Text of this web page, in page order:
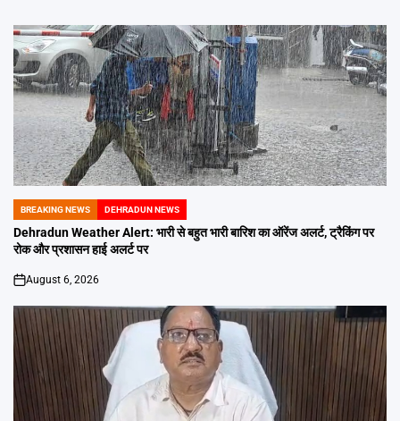
POSTED
IN
BREAKING NEWS DEHRADUN NEWS
Dehradun Weather Alert: भारी से बहुत भारी बारिश का ऑरेंज अलर्ट, ट्रैकिंग पर
रोक और प्रशासन हाई अलर्ट पर
on
August 6, 2026